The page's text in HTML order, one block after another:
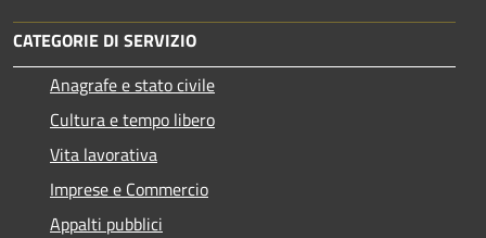
CATEGORIE DI SERVIZIO
Anagrafe e stato civile
Cultura e tempo libero
Vita lavorativa
Imprese e Commercio
Appalti pubblici